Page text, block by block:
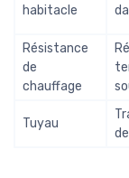
habitacle
Résistance
de
chauffage
Tuyau